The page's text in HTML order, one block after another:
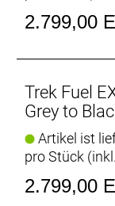
hohe
Rucksack zu
Notwendigste
müssen.
Active Braking
Active Braking
2.799,00
Trek Fuel
Grey to
Artikel ist
pro Stück
2.799,00